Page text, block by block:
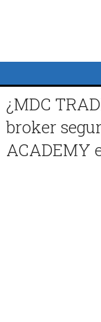
¿MDC
broker
ACADEMY